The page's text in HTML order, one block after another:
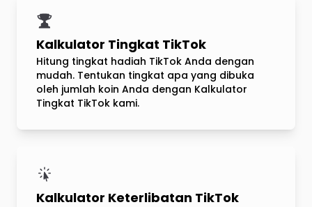
Kalkulator Tingkat TikTok
Hitung tingkat hadiah TikTok Anda dengan
mudah. Tentukan tingkat apa yang dibuka
oleh jumlah koin Anda dengan Kalkulator
Tingkat TikTok kami.
Kalkulator Keterlibatan TikTok